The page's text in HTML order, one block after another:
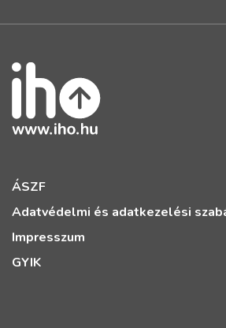
ÁSZF
Adatvédelmi és adatkezelési
Impresszum
GYIK